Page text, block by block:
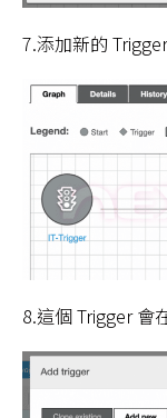
7.添加新的 Trigger
8.這個 Trigger 會